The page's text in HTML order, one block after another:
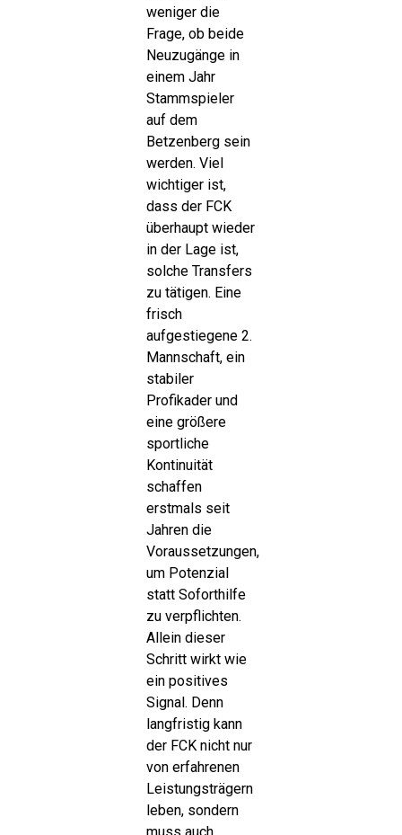
weniger die
Frage, ob beide
Neuzugänge in
einem Jahr
Stammspieler
auf dem
Betzenberg sein
werden. Viel
wichtiger ist,
dass der FCK
überhaupt wieder
in der Lage ist,
solche Transfers
zu tätigen. Eine
frisch
aufgestiegene 2.
Mannschaft, ein
stabiler
Profikader und
eine größere
sportliche
Kontinuität
schaffen
erstmals seit
Jahren die
Voraussetzungen,
um Potenzial
statt Soforthilfe
zu verpflichten.
Allein dieser
Schritt wirkt wie
ein positives
Signal. Denn
langfristig kann
der FCK nicht nur
von erfahrenen
Leistungsträgern
leben, sondern
muss auch